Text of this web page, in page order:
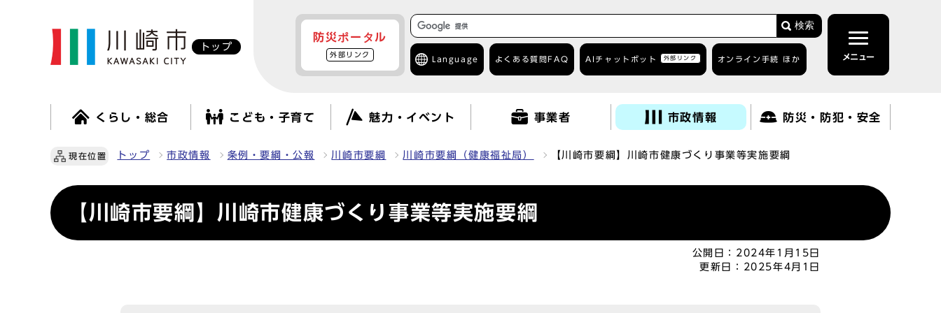
トップ
防災ポータル
外部リンク
検索
Language よくある質問 FAQ AIチャットボット 外部リンク オンライン手続 ほか メニュー
くらし・総合 こども・子育て 魅力・イベント 事業者 市政情報 防災・防犯・安全
現在位置 トップ 市政情報 条例・要綱・公報 川崎市要綱 川崎市要綱（健康福祉局） 【川崎市要綱】川崎市健康づくり事業等実施要綱
【川崎市要綱】川崎市健康づくり事業等実施要綱
公開日： 2024年1月15日
更新日：
2025年4月1日